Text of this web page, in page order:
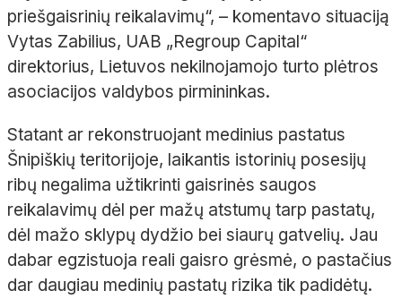
priešgaisrinių reikalavimų“, – komentavo situaciją
Vytas Zabilius, UAB „Regroup Capital“
direktorius, Lietuvos nekilnojamojo turto plėtros
asociacijos valdybos pirmininkas.
Statant ar rekonstruojant medinius pastatus
Šnipiškių teritorijoje, laikantis istorinių posesijų
ribų negalima užtikrinti gaisrinės saugos
reikalavimų dėl per mažų atstumų tarp pastatų,
dėl mažo sklypų dydžio bei siaurų gatvelių. Jau
dabar egzistuoja reali gaisro grėsmė, o pastačius
dar daugiau medinių pastatų rizika tik padidėtų.